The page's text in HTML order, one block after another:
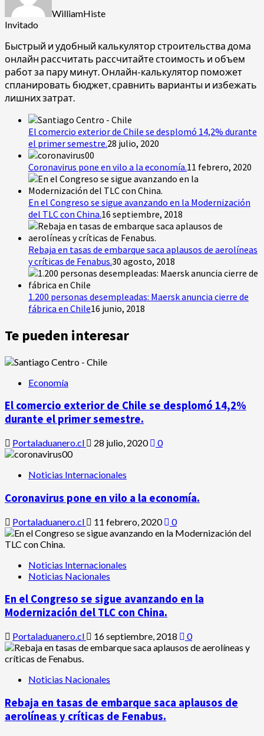
WilliamHiste
Invitado
Быстрый и удобный калькулятор строительства дома
онлайн рассчитать рассчитайте стоимость и объем
работ за пару минут. Онлайн-калькулятор поможет
спланировать бюджет, сравнить варианты и избежать
лишних затрат.
El comercio exterior de Chile se desplomó 14,2% durante
el primer semestre.28 julio, 2020
Coronavirus pone en vilo a la economía.11 febrero, 2020
En el Congreso se sigue avanzando en la Modernización
del TLC con China.16 septiembre, 2018
Rebaja en tasas de embarque saca aplausos de aerolíneas
y críticas de Fenabus.30 agosto, 2018
1.200 personas desempleadas: Maersk anuncia cierre de
fábrica en Chile16 junio, 2018
Te pueden interesar
Economía
El comercio exterior de Chile se desplomó 14,2%
durante el primer semestre.
Portaladuanero.cl 28 julio, 2020 0
Noticias Internacionales
Coronavirus pone en vilo a la economía.
Portaladuanero.cl 11 febrero, 2020 0
Noticias Internacionales
Noticias Nacionales
En el Congreso se sigue avanzando en la
Modernización del TLC con China.
Portaladuanero.cl 16 septiembre, 2018 0
Noticias Nacionales
Rebaja en tasas de embarque saca aplausos de
aerolíneas y críticas de Fenabus.